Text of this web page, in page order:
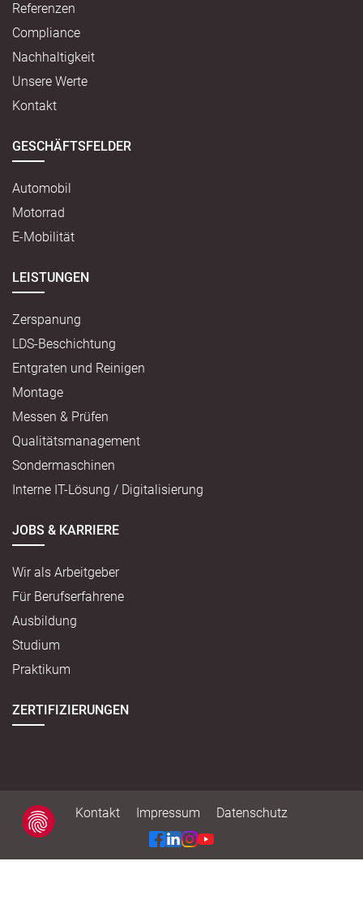
Referenzen
Compliance
Nachhaltigkeit
Unsere Werte
Kontakt
GESCHÄFTSFELDER
Automobil
Motorrad
E-Mobilität
LEISTUNGEN
Zerspanung
LDS-Beschichtung
Entgraten und Reinigen
Montage
Messen & Prüfen
Qualitätsmanagement
Sondermaschinen
Interne IT-Lösung / Digitalisierung
JOBS & KARRIERE
Wir als Arbeitgeber
Für Berufserfahrene
Ausbildung
Studium
Praktikum
ZERTIFIZIERUNGEN
Kontakt Impressum Datenschutz